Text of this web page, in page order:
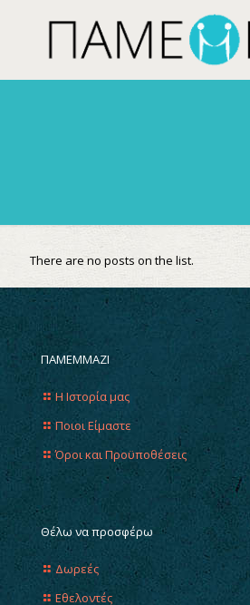
There are no posts on the list.
ΠΑΜΕΜΜΑΖΙ
Η Ιστορία μας
Ποιοι Είμαστε
Όροι και Προϋποθέσεις
Θέλω να προσφέρω
Δωρεές
Εθελοντές